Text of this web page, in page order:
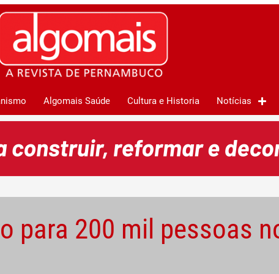
Algomais Saúde Cultura e Historia Notícias
para 200 mil pessoas